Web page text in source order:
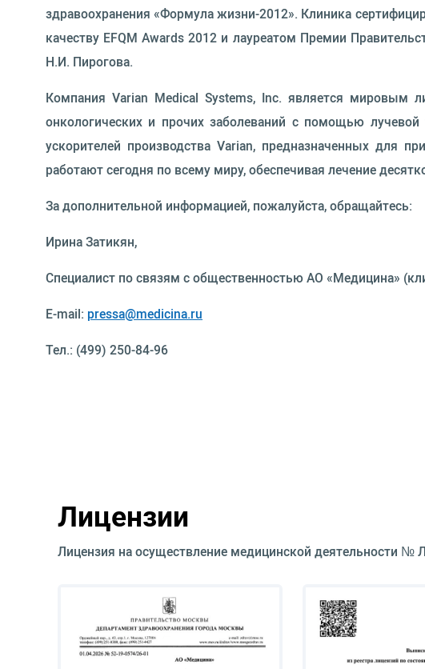
здравоохранения «Формула жизни-2012». Клиника
качеству EFQM Awards 2012 и лауреатом Премии
Н.И. Пирогова.
Компания Varian Medical Systems, Inc. является мировым
онкологических и прочих заболеваний с помощью
ускорителей производства Varian, предназначенных для
работают сегодня по всему миру, обеспечивая лечение
За дополнительной информацией, пожалуйста, обращайтесь:
Ирина Затикян,
Специалист по связям с общественностью АО «Медицина»
E-mail: pressa@medicina.ru
Тел.: (499) 250-84-96
Лицензии
Лицензия на осуществление медицинской деятельности №